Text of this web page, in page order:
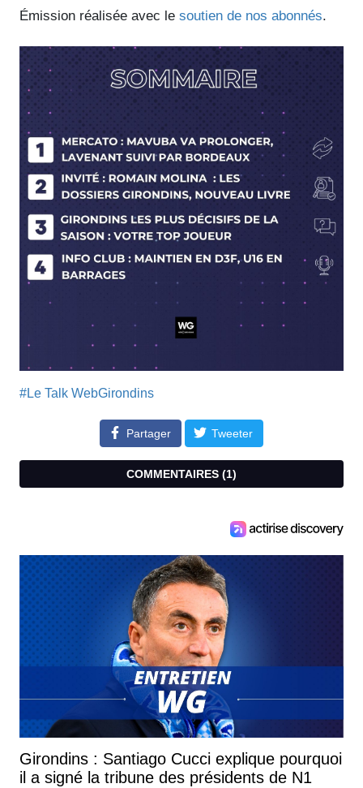
Émission réalisée avec le soutien de nos abonnés.
#Le Talk WebGirondins
Partager Tweeter
COMMENTAIRES (1)
Girondins : Santiago Cucci explique pourquoi
il a signé la tribune des présidents de N1